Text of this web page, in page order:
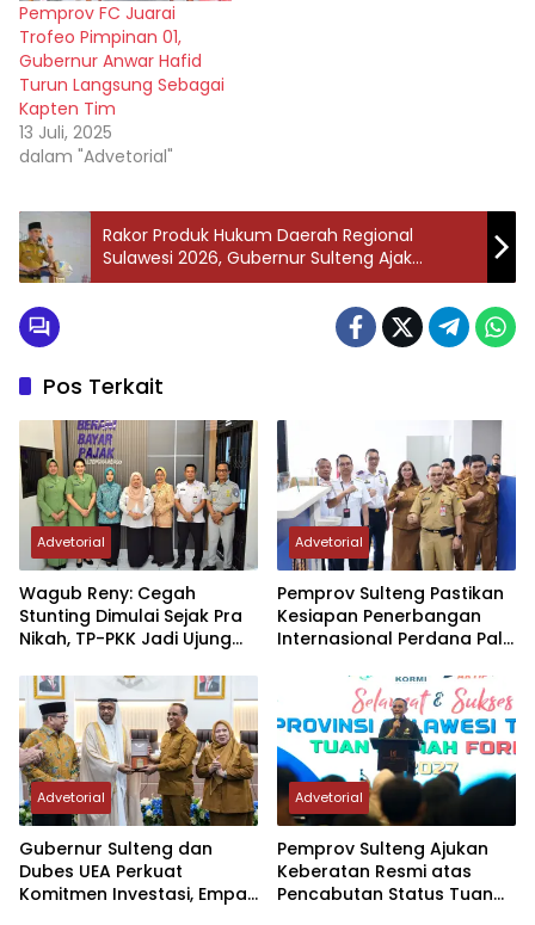
Pemprov FC Juarai
Trofeo Pimpinan 01,
Gubernur Anwar Hafid
Turun Langsung Sebagai
Kapten Tim
13 Juli, 2025
dalam "Advetorial"
Rakor Produk Hukum Daerah Regional
Sulawesi 2026, Gubernur Sulteng Ajak
Daerah Berinovasi Melalui Regulasi
Pos Terkait
Advetorial
Wagub Reny: Cegah
Stunting Dimulai Sejak Pra
Nikah, TP-PKK Jadi Ujung
Advetorial
Pemprov Sulteng Pastikan
Kesiapan Penerbangan
Internasional Perdana Palu
Advetorial
Gubernur Sulteng dan
Dubes UEA Perkuat
Komitmen Investasi, Empat
Advetorial
Pemprov Sulteng Ajukan
Keberatan Resmi atas
Pencabutan Status Tuan